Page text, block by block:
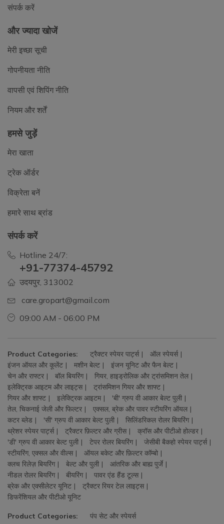
संपर्क करें
और ज्यादा खोजें
मेरी इच्छा सूची
गोपनीयता नीति
वापसी एवं शिपिंग नीति
नियम और शर्तें
हमसे जुड़ें
मेरा खाता
ट्रेक ऑर्डर
विक्रेता बनें
हमारे साथ ब्रांड
संपर्क करें
Hotline 24/7:
+91-77374-45792
उदयपुर, 313002
care.gropart@gmail.com
09:00 AM - 06:00 PM
Product Categories: ट्रैक्टर स्पेयर पार्ट्स
ऑल स्पेयर्स
इंजन ऑयल और कूलेंट
मशीन बेल्ट
इंजन यूनिट और फैन बेल्ट
चेन और राफ्टर
बॉल बियरिंग
गियर, हाइड्रोलिक और ट्रांसमिशन तेल
इलेक्ट्रिक आइटम और लाइट्स
ट्रांसमिशन गियर और शाफ्ट
गियर और शाफ्ट
इलेक्ट्रिक आइटम
'बी' ग्रुप वी आकार बेल्ट पुली
तेल, चिकनाई जेली और फिल्टर
एक्सल, ब्रेक और पावर स्टीयरिंग ऑयल
कटर ब्लेड
'सी' ग्रुप वी आकार बेल्ट पुली
सिलिंडरिकल रोलर बियरिंग
थ्रेशर स्पेयर पार्ट्स
ट्रैक्टर फ़िल्टर और ग्रीस
क्रॉस और पीटीओ होल्डर
'डी' ग्रुप वी आकार बेल्ट पुली
टेपर रोलर बियरिंग
जेसीबी बैकहो स्पेयर पार्ट्स
स्टीयरिंग, एक्सल और वील्स
ऑयल बकेट और फ़िल्टर कॉम्बो
क्लच रिलेज़ बियरिंग
बेल्ट और पुली
आंतरिक और बाह्य पुर्जे
नीडल रोलर बियरिंग
बीयरिंग
पावर एंड हैंड टूल्स
ब्रेक और एक्सीलेटर यूनिट
ट्रैक्टर रियर टेल लाइट्स
डिफरेंशियल और पीटीओ यूनिट
Product Categories: पंप सेट और स्पेयर्स